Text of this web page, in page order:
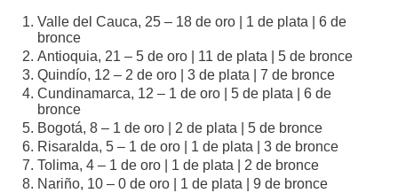
Valle del Cauca, 25 – 18 de oro | 1 de plata | 6 de
bronce
Antioquia, 21 – 5 de oro | 11 de plata | 5 de bronce
Quindío, 12 – 2 de oro | 3 de plata | 7 de bronce
Cundinamarca, 12 – 1 de oro | 5 de plata | 6 de
bronce
Bogotá, 8 – 1 de oro | 2 de plata | 5 de bronce
Risaralda, 5 – 1 de oro | 1 de plata | 3 de bronce
Tolima, 4 – 1 de oro | 1 de plata | 2 de bronce
Nariño, 10 – 0 de oro | 1 de plata | 9 de bronce